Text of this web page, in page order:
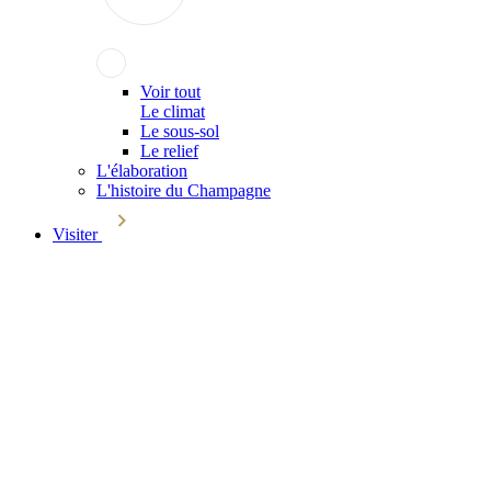
Voir tout
Le climat
Le sous-sol
Le relief
L'élaboration
L'histoire du Champagne
Visiter